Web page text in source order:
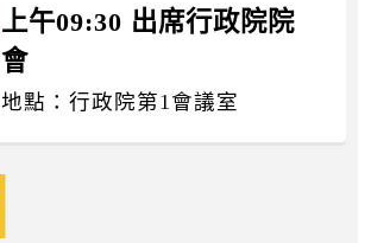
上午09:30 出席行政院院
會
地點：行政院第1會議室